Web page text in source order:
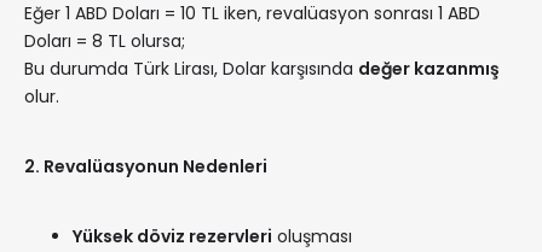
Eğer 1 ABD Doları = 10 TL iken, revalüasyon sonrası 1 ABD
Doları = 8 TL olursa;
Bu durumda Türk Lirası, Dolar karşısında değer kazanmış
olur.
2. Revalüasyonun Nedenleri
Yüksek döviz rezervleri oluşması